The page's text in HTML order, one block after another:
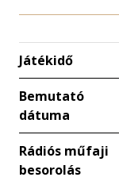
Játékidő
Bemutató
dátuma
Rádiós műfaji
besorolás